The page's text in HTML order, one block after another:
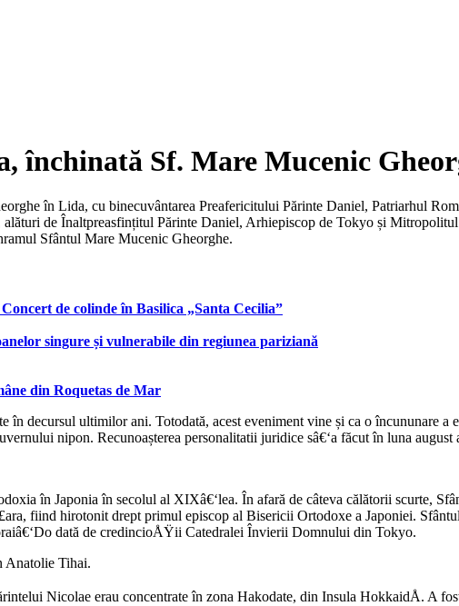
închinată Sf. Mare Mucenic
în Lida, cu binecuvântarea Preafericitului Părinte Daniel, Patriarhul
de Înaltpreasfințitul Părinte Daniel, Arhiepiscop de Tokyo și
Sfântul Mare Mucenic Gheorghe.
de colinde în Basilica „Santa Cecilia”
singure și vulnerabile din regiunea pariziană
din Roquetas de Mar
decursul ultimilor ani. Totodată, acest eveniment vine și ca o încununare a
nipon. Recunoașterea personalitatii juridice sâ€‘a făcut în luna august
în Japonia în secolul al XIXâ€‘lea. În afară de câteva călătorii scurte,
fiind hirotonit drept primul episcop al Bisericii Ortodoxe a Japoniei.
dată de credincioÅŸii Catedralei Învierii Domnului din Tokyo.
Anatolie Tihai.
Nicolae erau concentrate în zona Hakodate, din Insula HokkaidÅ. A